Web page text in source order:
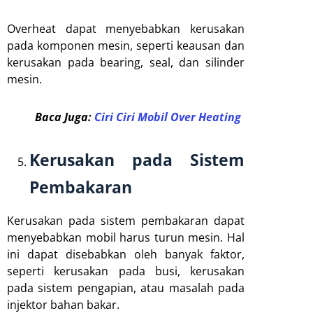
Overheat dapat menyebabkan kerusakan
pada komponen mesin, seperti keausan dan
kerusakan pada bearing, seal, dan silinder
mesin.
Baca Juga: Ciri Ciri Mobil Over Heating
Kerusakan pada Sistem
Pembakaran
Kerusakan pada sistem pembakaran dapat
menyebabkan mobil harus turun mesin. Hal
ini dapat disebabkan oleh banyak faktor,
seperti kerusakan pada busi, kerusakan
pada sistem pengapian, atau masalah pada
injektor bahan bakar.